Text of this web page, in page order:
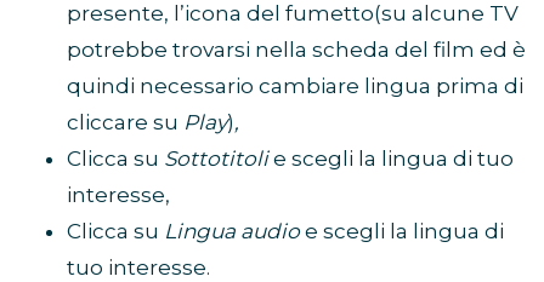
presente, l’icona del fumetto(su alcune TV
potrebbe trovarsi nella scheda del film ed è
quindi necessario cambiare lingua prima di
cliccare su Play),
Clicca su Sottotitolie scegli la lingua di tuo
interesse,
Clicca su Lingua audioe scegli la lingua di
tuo interesse.